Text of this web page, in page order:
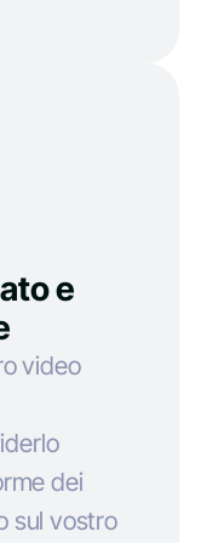
e
video
dei
sul vostro